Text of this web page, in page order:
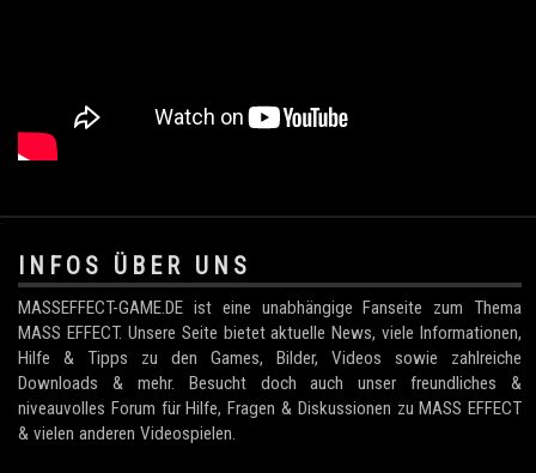
.
INFOS ÜBER UNS
MASSEFFECT-GAME.DE ist eine unabhängige Fanseite zum Thema
MASS EFFECT. Unsere Seite bietet aktuelle News, viele Informationen,
Hilfe & Tipps zu den Games, Bilder, Videos sowie zahlreiche
Downloads & mehr. Besucht doch auch unser freundliches &
niveauvolles Forum für Hilfe, Fragen & Diskussionen zu MASS EFFECT
& vielen anderen Videospielen.